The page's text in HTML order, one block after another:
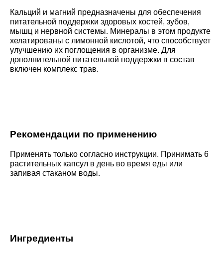
Кальций и магний предназначены для обеспечения
питательной поддержки здоровых костей, зубов,
мышц и нервной системы. Минералы в этом продукте
хелатированы с лимонной кислотой, что способствует
улучшению их поглощения в организме. Для
дополнительной питательной поддержки в состав
включен комплекс трав.
Рекомендации по применению
Применять только согласно инструкции. Принимать 6
растительных капсул в день во время еды или
запивая стаканом воды.
Ингредиенты